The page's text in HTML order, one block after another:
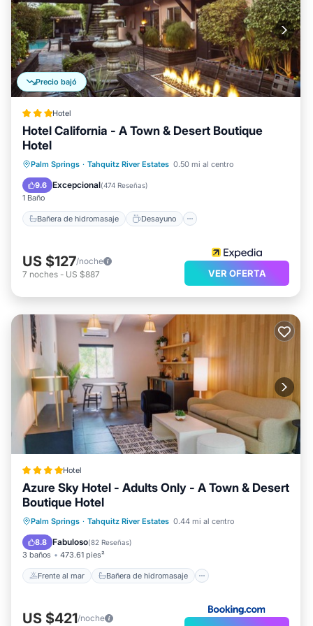
Precio bajó
Hotel
Hotel California - A Town & Desert Boutique
Hotel
Palm Springs · Tahquitz River Estates 0.50 mi al centro
9.6 Excepcional(474 Reseñas)
1 Baño
Bañera de hidromasaje Desayuno
Bañera de hidromasaje
Desayuno
Aparcamiento
US $127/noche
7 noches - US $887 VER OFERTA
Hotel
Azure Sky Hotel - Adults Only - A Town & Desert
Boutique Hotel
Palm Springs · Tahquitz River Estates 0.44 mi al centro
8.8 Fabuloso(82 Reseñas)
3 baños 473.61 pies²
Frente al mar Bañera de hidromasaje
Frente al mar
Bañera de hidromasaje
Desayuno
US $421/noche